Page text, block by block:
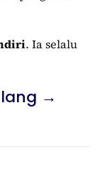
. Ia selalu
→